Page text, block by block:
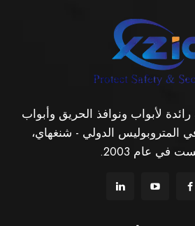
لأبواب ونوافذ الحريق وأبواب
المتروبوليس الدولي - شنغهاي،
في عام 2003.